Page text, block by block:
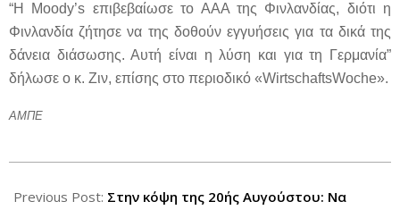
“Η Moody’s επιβεβαίωσε το ΑΑΑ της Φινλανδίας, διότι η
Φινλανδία ζήτησε να της δοθούν εγγυήσεις για τα δικά της
δάνεια διάσωσης. Αυτή είναι η λύση και για τη Γερμανία”
δήλωσε ο κ. Ζιν, επίσης στο περιοδικό «WirtschaftsWoche».
ΑΜΠΕ
07-
Previous Post: Στην κόψη της 20ής Αυγούστου: Να